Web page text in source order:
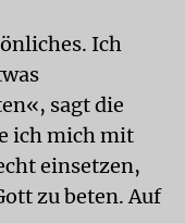
Ich
sagt die
ich mich mit
einsetzen,
zu beten. Auf